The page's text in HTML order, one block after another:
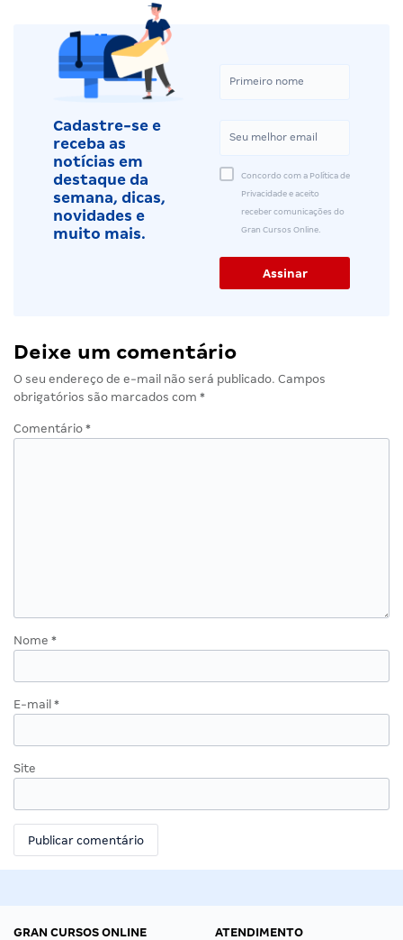
Cadastre-se e
receba as
notícias em
destaque da
semana, dicas,
novidades e
muito mais.
Concordo com a Política de
Privacidade e aceito
receber comunicações do
Gran Cursos Online.
Deixe um comentário
O seu endereço de e-mail não será publicado. Campos
obrigatórios são marcados com *
Comentário *
Nome *
E-mail *
Site
GRAN CURSOS ONLINE
ATENDIMENTO